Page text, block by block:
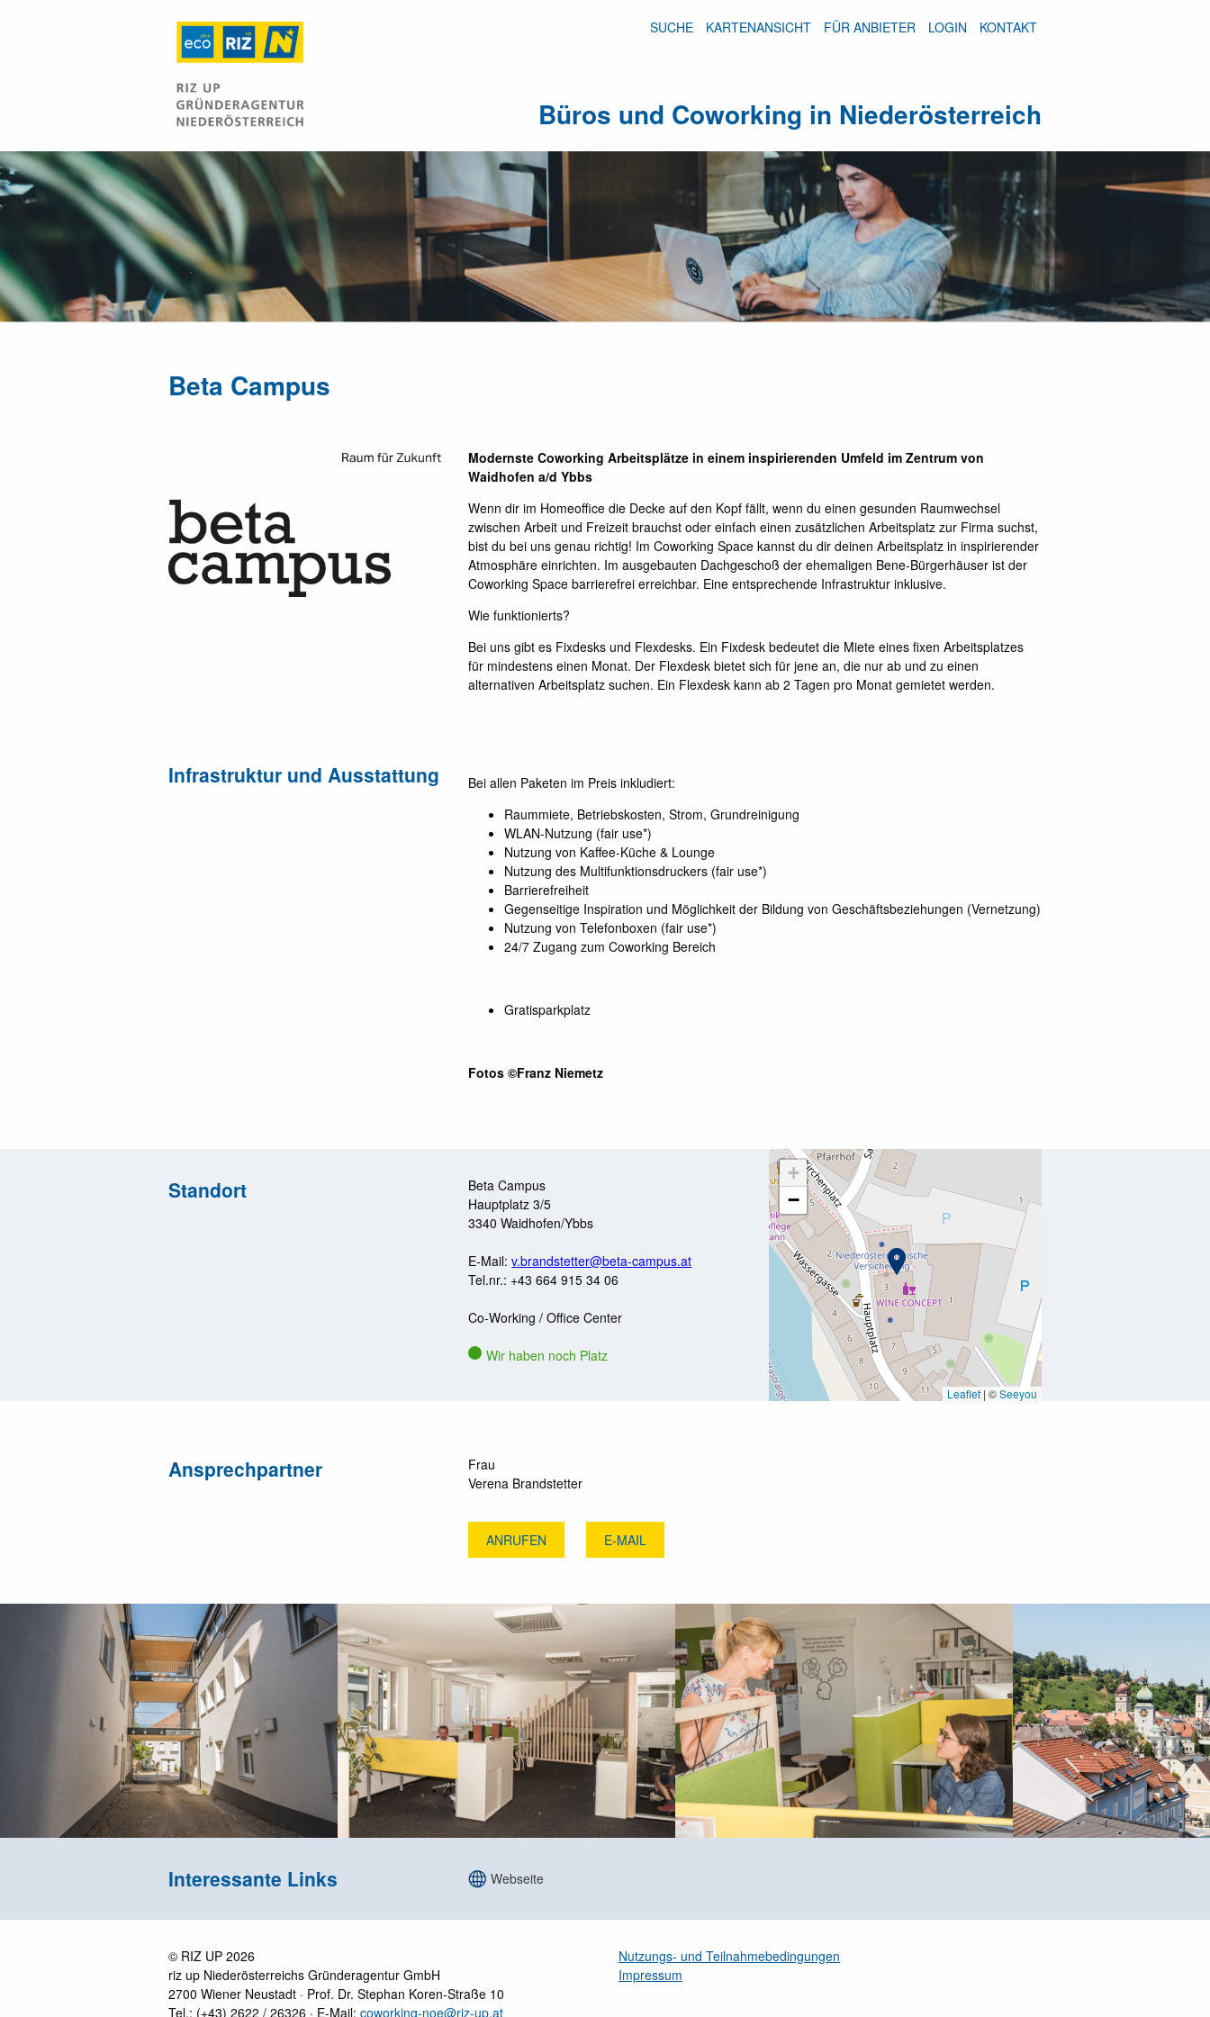
SUCHE KARTENANSICHT FÜR ANBIETER LOGIN KONTAKT
Büros und Coworking in Niederösterreich
Beta Campus
Modernste Coworking Arbeitsplätze in einem inspirierenden Umfeld im Zentrum von
Waidhofen a/d Ybbs
Wenn dir im Homeoffice die Decke auf den Kopf fällt, wenn du einen gesunden Raumwechsel
zwischen Arbeit und Freizeit brauchst oder einfach einen zusätzlichen Arbeitsplatz zur Firma suchst,
bist du bei uns genau richtig! Im Coworking Space kannst du dir deinen Arbeitsplatz in inspirierender
Atmosphäre einrichten. Im ausgebauten Dachgeschoß der ehemaligen Bene-Bürgerhäuser ist der
Coworking Space barrierefrei erreichbar. Eine entsprechende Infrastruktur inklusive.
Wie funktionierts?
Bei uns gibt es Fixdesks und Flexdesks. Ein Fixdesk bedeutet die Miete eines fixen Arbeitsplatzes
für mindestens einen Monat. Der Flexdesk bietet sich für jene an, die nur ab und zu einen
alternativen Arbeitsplatz suchen. Ein Flexdesk kann ab 2 Tagen pro Monat gemietet werden.
Infrastruktur und Ausstattung
Bei allen Paketen im Preis inkludiert:
Raummiete, Betriebskosten, Strom, Grundreinigung
WLAN-Nutzung (fair use*)
Nutzung von Kaffee-Küche & Lounge
Nutzung des Multifunktionsdruckers (fair use*)
Barrierefreiheit
Gegenseitige Inspiration und Möglichkeit der Bildung von Geschäftsbeziehungen (Vernetzung)
Nutzung von Telefonboxen (fair use*)
24/7 Zugang zum Coworking Bereich
Gratisparkplatz
Fotos ©Franz Niemetz
Standort
Beta Campus
Hauptplatz 3/5
3340 Waidhofen/Ybbs
E-Mail:v.brandstetter@beta-campus.at
Tel.nr.: +43 664 915 34 06
Co-Working / Office Center
Wir haben noch Platz
Hauptplatz 3/5, 3340 Waidhofen/Ybbs
+
−
Leaflet | ©Seeyou
Ansprechpartner
Frau
Verena Brandstetter
ANRUFEN E-MAIL
Interessante Links Webseite
© RIZ UP 2026
riz up Niederösterreichs Gründeragentur GmbH
2700 Wiener Neustadt · Prof. Dr. Stephan Koren-Straße 10
Tel.: (+43) 2622 / 26326 · E-Mail: coworking-noe@riz-up.at
Nutzungs- und Teilnahmebedingungen
Impressum